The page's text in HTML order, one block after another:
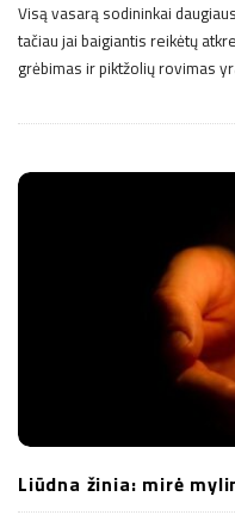
Visą vasarą sodininkai
tačiau jai baigiantis reikėtų
grėbimas ir piktžolių rovimas
Liūdna žinia: mirė